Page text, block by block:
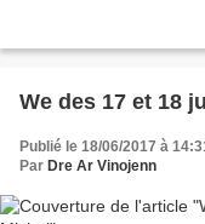
We des 17 et 18
Publié le 18/06/2017 à
Par Dre Ar Vinojenn